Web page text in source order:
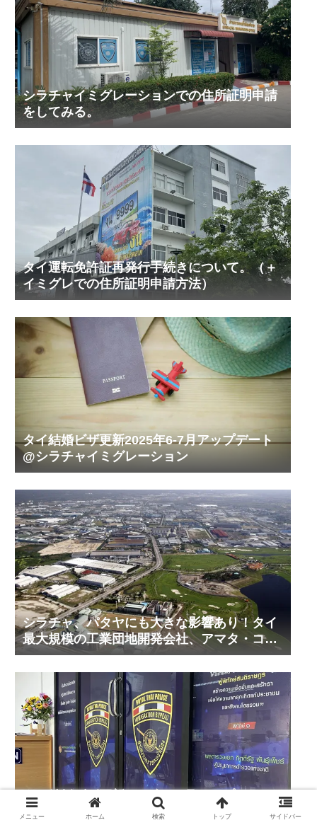
シラチャイミグレーションでの住所証明申請
をしてみる。
タイ運転免許証再発行手続きについて。（＋
イミグレでの住所証明申請方法）
タイ結婚ビザ更新2025年6-7月アップデート
@シラチャイミグレーション
シラチャ、パタヤにも大きな影響あり！タイ
最大規模の工業団地開発会社、アマタ・コー
ポレーションの工業団地の今！その２
タイ結婚ビザ更新2026年6-7月アップデート
@シラチャイミグレーション
メニュー ホーム 検索 トップ サイドバー